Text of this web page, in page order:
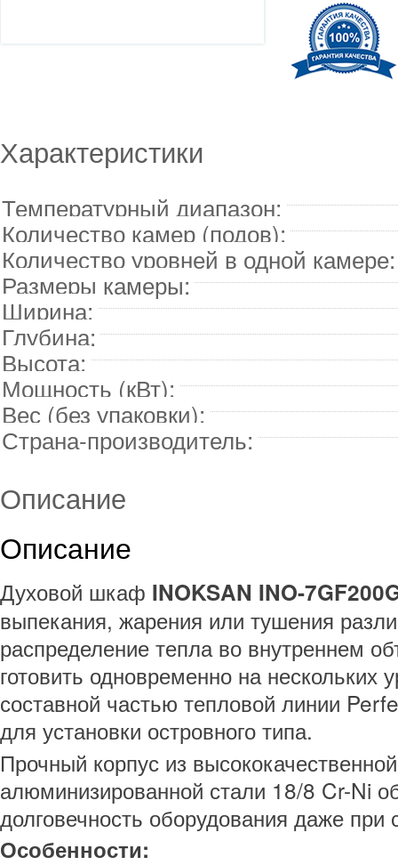
Характеристики
Температурный диапазон:
Количество камер (подов):
Количество уровней в одной камере:
Размеры камеры:
Ширина:
Глубина:
Высота:
Мощность (кВт):
Вес (без упаковки):
Страна-производитель:
Описание
Описание
Духовой шкаф INOKSAN INO-
выпекания, жарения или тушения
распределение тепла во внутреннем
готовить одновременно на
составной частью тепловой линии
для установки островного типа.
Прочный корпус из
алюминизированной стали 18/8 Cr-Ni
долговечность оборудования даже при
Особенности: